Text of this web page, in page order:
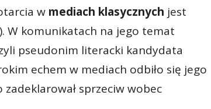
w mediach klasycznych jest
W komunikatach na jego temat
pseudonim literacki kandydata
echem w mediach odbiło się jego
sprzeciw wobec